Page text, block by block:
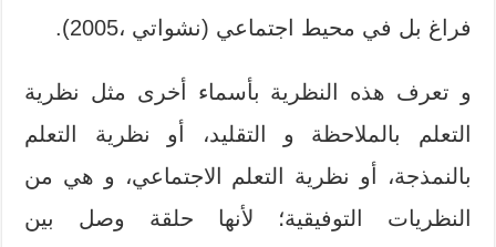
فراغ بل في محيط اجتماعي (نشواتي ،2005).
و تعرف هذه النظرية بأسماء أخرى مثل نظرية
التعلم بالملاحظة و التقليد، أو نظرية التعلم
بالنمذجة، أو نظرية التعلم الاجتماعي، و هي من
النظريات التوفيقية؛ لأنها حلقة وصل بين